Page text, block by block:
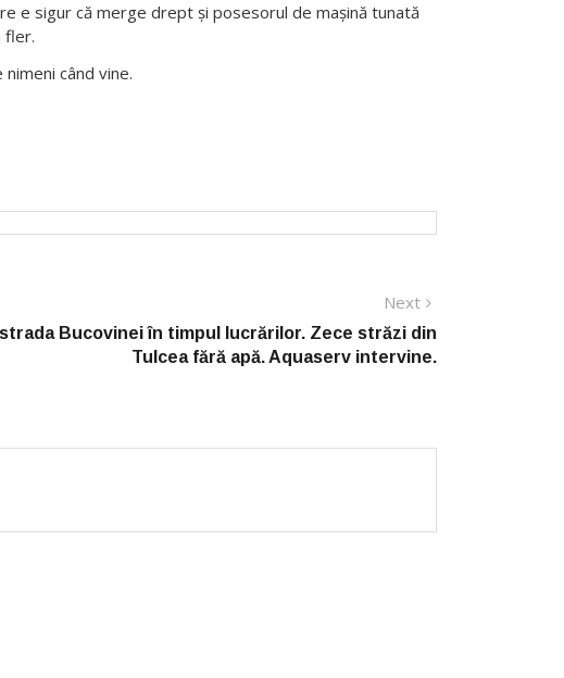
e sigur că merge drept și posesorul de mașină tunată
fler.
când vine.
Next
Bucovinei în timpul lucrărilor. Zece străzi din
Tulcea fără apă. Aquaserv intervine.